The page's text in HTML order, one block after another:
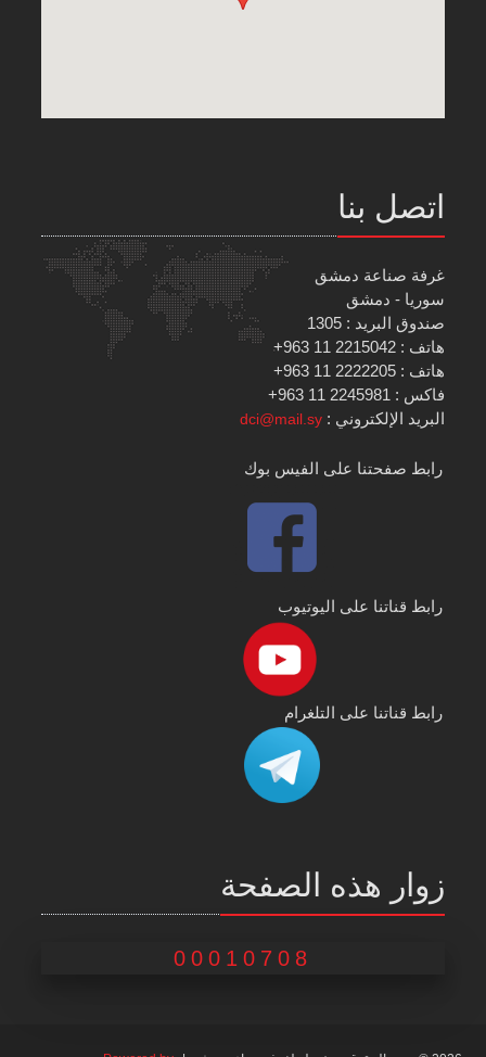
اتصل بنا
غرفة صناعة دمشق
سوريا - دمشق
صندوق البريد : 1305
هاتف : 2215042 11 963+
هاتف : 2222205 11 963+
فاكس : 2245981 11 963+
البريد الإلكتروني :dci@mail.sy
رابط صفحتنا على الفيس بوك
رابط قناتنا على اليوتيوب
رابط قناتنا على التلغرام
زوار هذه الصفحة
00010708